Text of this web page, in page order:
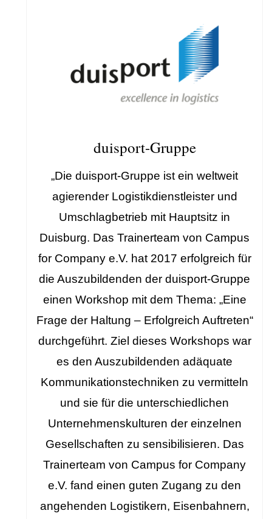
duisport-Gruppe
„Die duisport-Gruppe ist ein weltweit
agierender Logistikdienstleister und
Umschlagbetrieb mit Hauptsitz in
Duisburg. Das Trainerteam von Campus
for Company e.V. hat 2017 erfolgreich für
die Auszubildenden der duisport-Gruppe
einen Workshop mit dem Thema: „Eine
Frage der Haltung – Erfolgreich Auftreten“
durchgeführt. Ziel dieses Workshops war
es den Auszubildenden adäquate
Kommunikationstechniken zu vermitteln
und sie für die unterschiedlichen
Unternehmenskulturen der einzelnen
Gesellschaften zu sensibilisieren. Das
Trainerteam von Campus for Company
e.V. fand einen guten Zugang zu den
angehenden Logistikern, Eisenbahnern,